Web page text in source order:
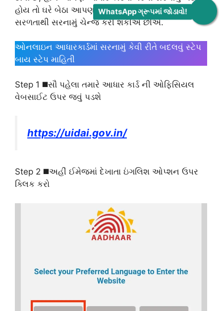
WhatsApp ગ્રૂપમાં જોડાવો!
હોય તો ઘરે બેઠા આપણા સ્માર્ટફોન દ્વારા જ આપણે
સરળતાથી સરનામું ચેન્જ કરી શકીએ છીએ.
ઓનલાઇન આધારકાર્ડમાં સરનામું કેવી રીતે બદલવું સ્ટેપ
બાય સ્ટેપ માહિતી
Step 1 ◼️સૌ પહેલા તમારે આધાર કાર્ડ ની ઓફિસિયલ
વેબસાઈટ ઉપર જવું પડશે
https://uidai.gov.in/
Step 2 ◼️અહીં ઈમેજમાં દેખાતા ઇંગલિશ ઓપ્શન ઉપર
ક્લિક કરો